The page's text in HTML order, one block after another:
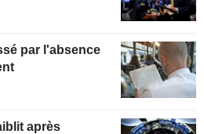
par l'absence
après